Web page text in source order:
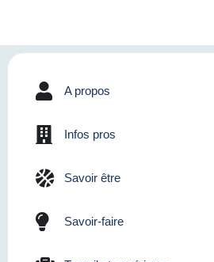
A propos
Infos pros
Savoir être
Savoir-faire